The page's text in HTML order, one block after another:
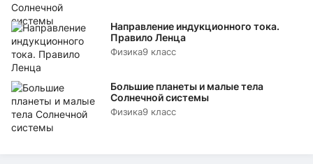
Направление индукционного тока.
Правило Ленца
Физика9 класс
Большие планеты и малые тела
Солнечной системы
Физика9 класс